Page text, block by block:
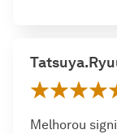
Melhorou